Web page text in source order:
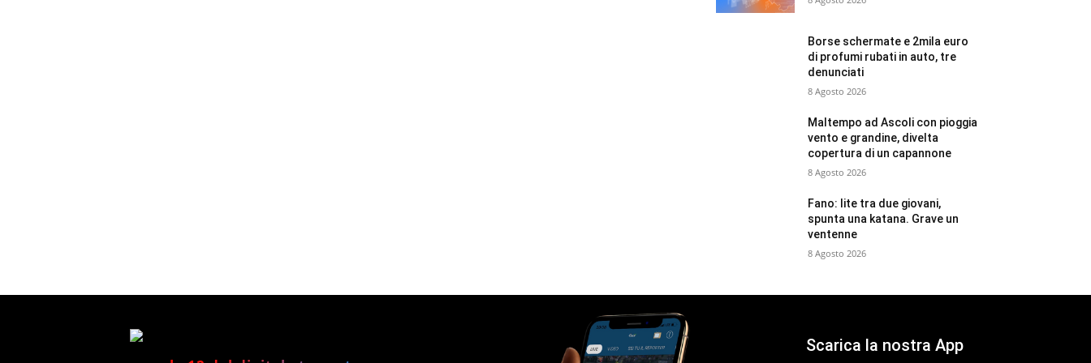
Borse schermate e 2mila euro
di profumi rubati in auto, tre
denunciati
8 Agosto 2026
Maltempo ad Ascoli con pioggia
vento e grandine, divelta
copertura di un capannone
8 Agosto 2026
Fano: lite tra due giovani,
spunta una katana. Grave un
ventenne
8 Agosto 2026
Scarica la nostra App